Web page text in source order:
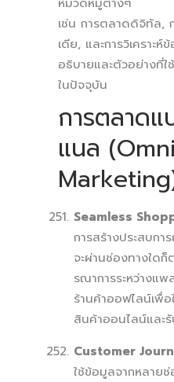
เช่น การตลาดดิจิทัล,
เดีย, และการวิเคราะ
อธิบายและตัวอย่างที่
ในปัจจุบัน
การตลาด
แนล
Seamless
การสร้างประสบกา
จะผ่านช่องทางใด
รณาการระหว่างแ
ร้านค้าออฟไลน์เพื่
สินค้าออนไลน์และ
Customer
ใช้ข้อมูลจากหลายช่